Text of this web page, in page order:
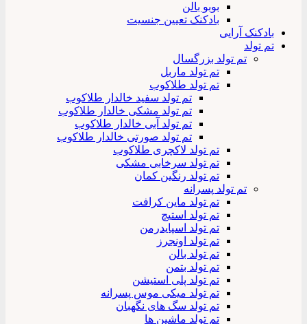
بوبو بالن
بادکنک تعیین جنسیت
بادکنک آرایی
تم تولد
تم تولد بزرگسال
تم تولد ماربل
تم تولد طلاکوب
تم تولد سفید خالدار طلاکوب
تم تولد مشکی خالدار طلاکوب
تم تولد آبی خالدار طلاکوب
تم تولد صورتی خالدار طلاکوب
تم تولد لاکچری طلاکوب
تم تولد سرخابی مشکی
تم تولد رنگین کمان
تم تولد پسرانه
تم تولد ماین کرافت
تم تولد استیچ
تم تولد اسپایدرمن
تم تولد اونجرز
تم تولد بالن
تم تولد بتمن
تم تولد پلی استیشن
تم تولد میکی موس پسرانه
تم تولد سگ های نگهبان
تم تولد ماشین ها